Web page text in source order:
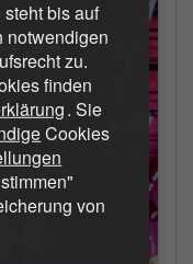
bis auf
notwendigen
zu.
finden
. Sie
Cookies
von